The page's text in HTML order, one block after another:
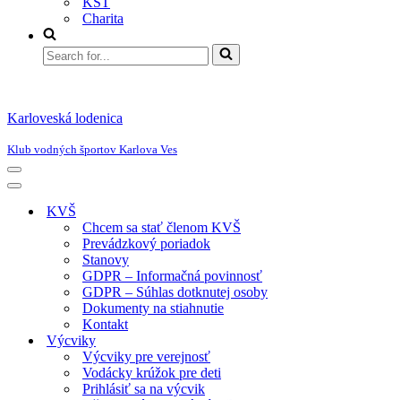
Charita
Search
for...
Karloveská lodenica
Klub vodných športov Karlova Ves
Menu
navigácie
Menu
navigácieKVŠ
Chcem sa stať členom KVŠ
Prevádzkový poriadok
Stanovy
GDPR – Informačná povinnosť
GDPR – Súhlas dotknutej osoby
Dokumenty na stiahnutie
Kontakt
Výcviky
Výcviky pre verejnosť
Vodácky krúžok pre deti
Prihlásiť sa na výcvik